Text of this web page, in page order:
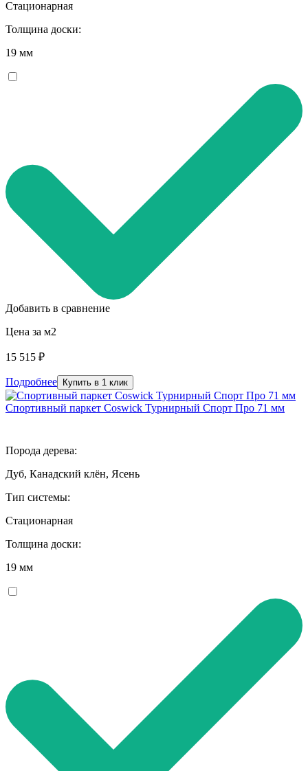
Стационарная
Толщина доски:
19 мм
Добавить в сравнение
Цена за м2
15 515 ₽
Подробнее Купить в 1 клик
Спортивный паркет Coswick Турнирный Спорт Про 71 мм
Порода дерева:
Дуб, Канадский клён, Ясень
Тип системы:
Стационарная
Толщина доски:
19 мм